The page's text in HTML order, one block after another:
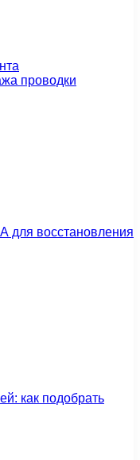
проводки
для восстановления
как подобрать